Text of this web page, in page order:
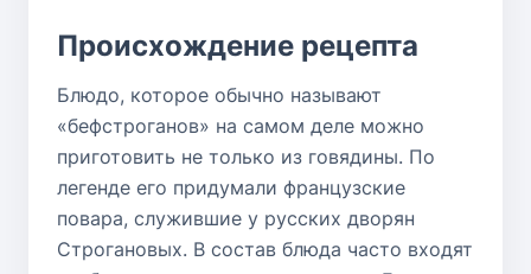
Происхождение рецепта
Блюдо, которое обычно называют
«бефстроганов» на самом деле можно
приготовить не только из говядины. По
легенде его придумали французские
повара, служившие у русских дворян
Строгановых. В состав блюда часто входят